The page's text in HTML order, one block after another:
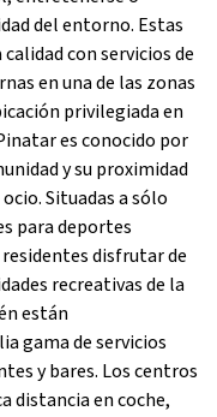
del entorno. Estas
con servicios de
en una de las zonas
privilegiada en
es conocido por
y su proximidad
Situadas a sólo
para deportes
disfrutar de
recreativas de la
están
gama de servicios
y bares. Los centros
distancia en coche,